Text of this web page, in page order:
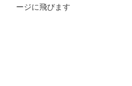
ージに飛びます